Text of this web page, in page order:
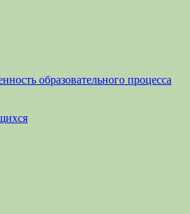
образовательного процесса